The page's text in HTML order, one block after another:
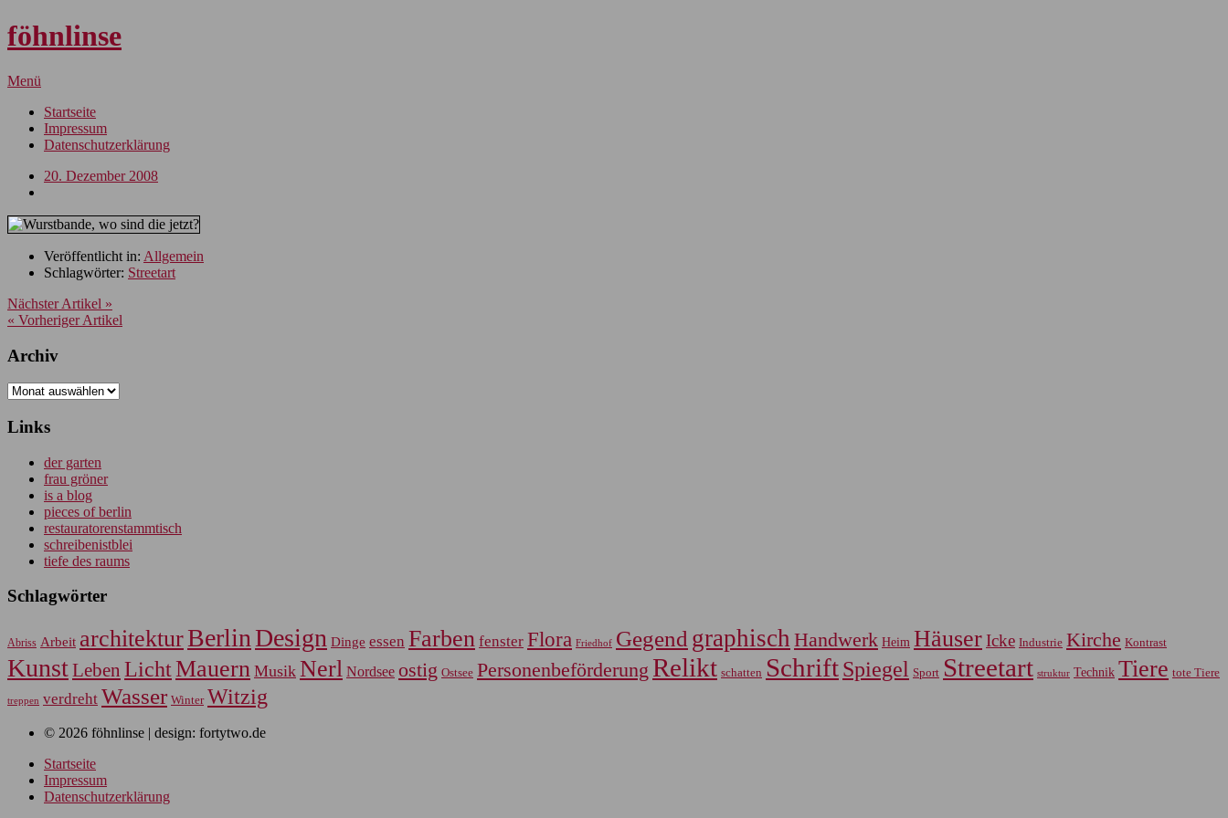
föhnlinse
Menü
Startseite
Impressum
Datenschutzerklärung
20. Dezember 2008
Veröffentlicht in: Allgemein
Schlagwörter: Streetart
Nächster Artikel »
« Vorheriger Artikel
Archiv
Archiv
Links
der garten
frau gröner
is a blog
pieces of berlin
restauratorenstammtisch
schreibenistblei
tiefe des raums
Schlagwörter
Abriss Arbeit architekturBerlin Design Dinge essen Farben fenster Flora Friedhof Gegend graphisch Handwerk Heim HäuserIcke Industrie Kirche Kontrast
KunstLeben LichtMauern Musik Nerl Nordsee ostig Ostsee Personenbeförderung Relikt schatten SchriftSpiegel Sport Streetart struktur Technik Tiere tote Tiere
treppen verdreht Wasser Winter Witzig
© 2026 föhnlinse | design: fortytwo.de
Startseite
Impressum
Datenschutzerklärung